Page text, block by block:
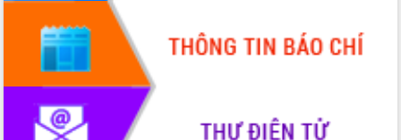
Dự án cao tốc Khánh Hòa - Buôn Ma
Thuột
Định vị cà phê Việt Nam như một “di
sản sống” trong dòng chảy toàn cầu
Xây dựng nông thôn mới: Nâng cao đời
sống người dân từ những mô hình thiết
thực